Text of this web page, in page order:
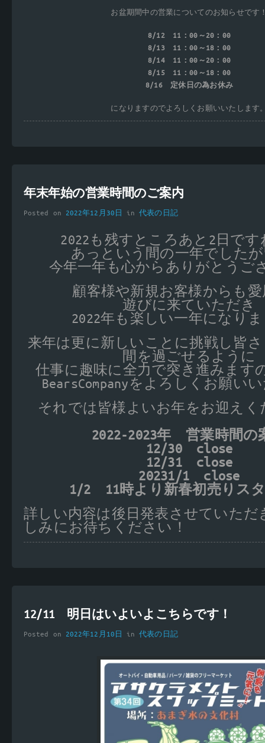
お盆期間中の営業についてのお知らせです
8/12 11：00～20：00
8/13 11：00～18：00
8/14 11：00～20：00
8/15 11：00～18：00
8/16 定休日の為お休み
になりますのでよろしくお願いいたします
年末年始の営業時間のご案内
Posted on 2022年12月30日 in代表の日記
2022も残すところあと2日です
あっという間の一年でした
今年一年も心からありがとうご
顧客様や新規お客様からも
遊びに来ていただき
2022年も楽しい一年になり
来年は更に新しいことに挑戦し皆
間を過ごせるように
仕事に趣味に全力で突き進みます
BearsCompanyをよろしくお願い
それでは皆様よいお年をお迎え
2022-2023年 営業時間の
12/30 close
12/31 close
20231/1 close
1/2 11時より新春初売りス
詳しい内容は後日発表させていただ
しみにお待ちください！
12/11 明日はいよいよこちらです！
Posted on 2022年12月10日 in代表の日記